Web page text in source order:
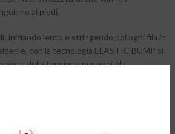
ai piedi.
iniziando lento e stringendo poi ogni fila in
e, con la tecnologia ELASTIC BUMP si
della tensione per ogni fila.